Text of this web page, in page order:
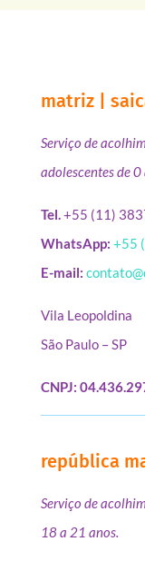
matriz |
Serviço de
adolescentes de 0
Tel.+55 (11)
WhatsApp: +55
E-mail:
Vila Leopoldina
São Paulo – SP
CNPJ:
república
Serviço de
18 a 21 anos.